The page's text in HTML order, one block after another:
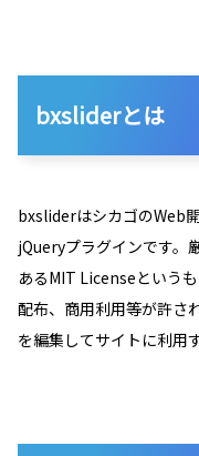
bxsliderとは
bxsliderはシカゴのWeb
jQueryプラグインです。
あるMIT Licenseという
配布、商用利用等が許さ
を編集してサイトに利用